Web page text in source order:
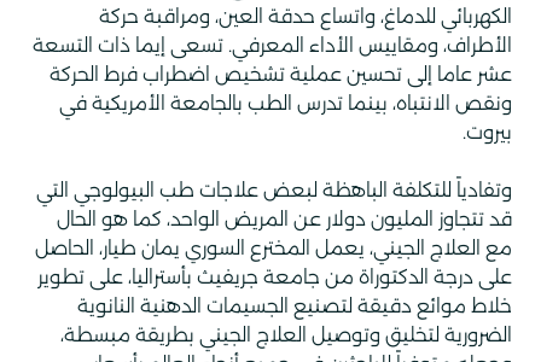
الكهربائي للدماغ، واتساع حدقة العين، ومراقبة حركة
الأطراف، ومقاييس الأداء المعرفي. تسعى إيما ذات التسعة
عشر عاما إلى تحسين عملية تشخيص اضطراب فرط الحركة
ونقص الانتباه، بينما تدرس الطب بالجامعة الأمريكية في
بيروت.
وتفادياً للتكلفة الباهظة لبعض علاجات طب البيولوجي التي
قد تتجاوز المليون دولار عن المريض الواحد، كما هو الحال
مع العلاج الجيني، يعمل المخترع السوري يمان طيار، الحاصل
على درجة الدكتوراة من جامعة جريفيث بأستراليا، على تطوير
خلاط موائع دقيقة لتصنيع الجسيمات الدهنية النانوية
الضرورية لتخليق وتوصيل العلاج الجيني بطريقة مبسطة،